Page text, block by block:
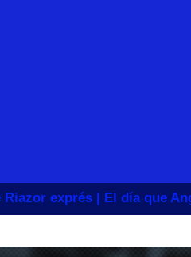
Riazor exprés | El día que